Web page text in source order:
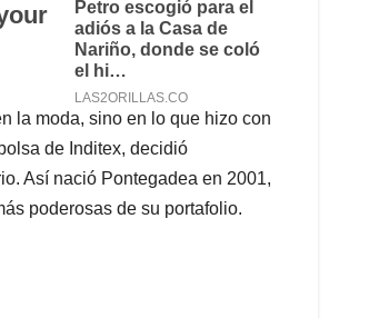
la moda, sino en lo que hizo con
de Inditex, decidió
Así nació Pontegadea en 2001,
poderosas de su portafolio.